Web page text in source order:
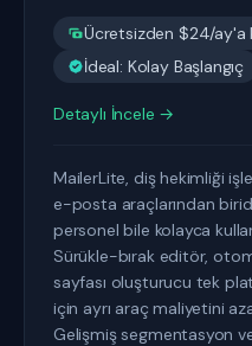
Ücretsizden $24/ay'a
İdeal: Kolay Başlangıç
Detaylı İncele →
MailerLite, diş hekimliği
e-posta araçlarından
personel bile kolayca
Sürükle-bırak editör,
sayfası oluşturucu tek
için ayrı araç maliyetini
Gelişmiş segmentasyon ve